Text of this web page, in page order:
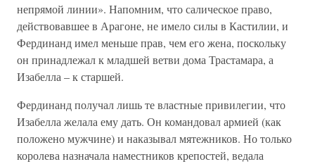
непрямой линии». Напомним, что салическое право,
действовавшее в Арагоне, не имело силы в Кастилии, и
Фердинанд имел меньше прав, чем его жена, поскольку
он принадлежал к младшей ветви дома Трастамара, а
Изабелла – к старшей.
Фердинанд получал лишь те властные привилегии, что
Изабелла желала ему дать. Он командовал армией (как
положено мужчине) и наказывал мятежников. Но только
королева назначала наместников крепостей, ведала